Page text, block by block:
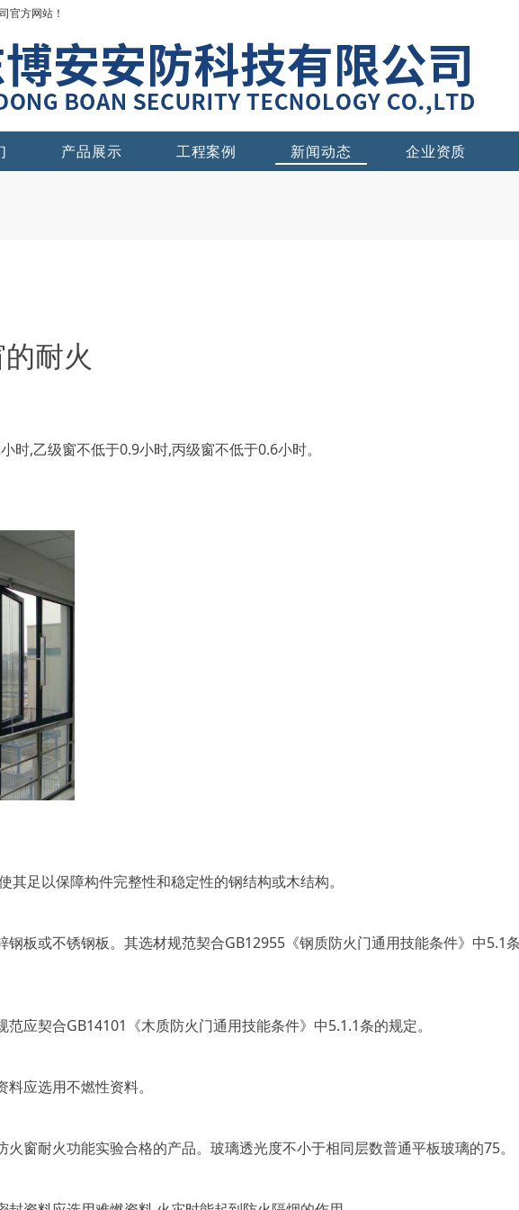
官方网站！
产品展示 工程案例 新闻动态 企业资质
耐火
,乙级窗不低于0.9小时,丙级窗不低于0.6小时。
足以保障构件完整性和稳定性的钢结构或木结构。
板或不锈钢板。其选材规范契合GB12955《钢质防火门通用技能条件》中5.1
契合GB14101《木质防火门通用技能条件》中5.1.1条的规定。
应选用不燃性资料。
耐火功能实验合格的产品。玻璃透光度不小于相同层数普通平板玻璃的75。